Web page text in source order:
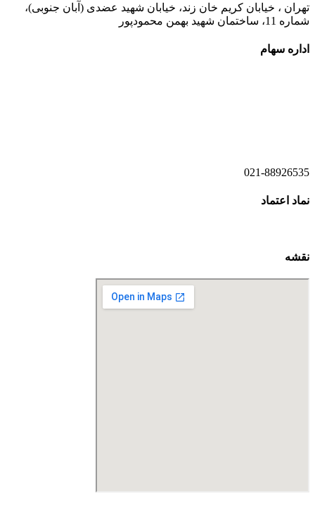
تهران ، خیابان کریم خان زند، خیابان شهید عضدی (آبان جنوبی)،
شماره 11، ساختمان شهید بهمن محمودپور
اداره سهام
021-88926535
نماد اعتماد
نقشه